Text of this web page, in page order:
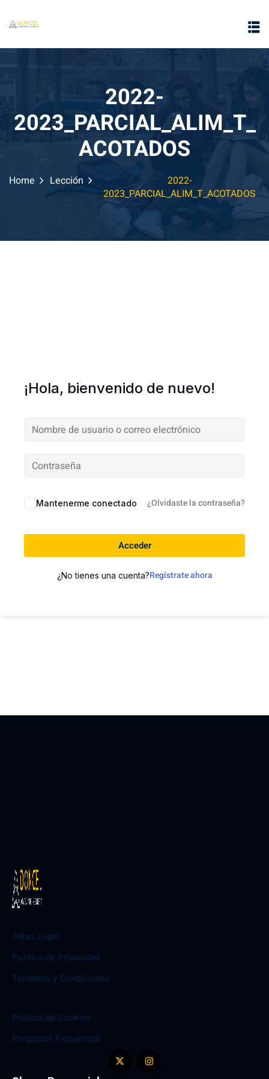
2022-
2023_PARCIAL_ALIM_T_
ACOTADOS
Home Lección
2022-
2023_PARCIAL_ALIM_T_ACOTADOS
¡Hola, bienvenido de nuevo!
Mantenerme conectado ¿Olvidaste la contraseña?
Acceder
¿No tienes una cuenta?Regístrate ahora
Aviso Legal
Política de Privacidad
Términos y Condiciones
Política de Cookies
Preguntas Frecuentes